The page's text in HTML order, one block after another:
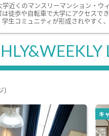
近くのマンスリーマンション・
は徒歩や自転車で大学にアクセスで
学生コミュニティが形成されやすく
キ